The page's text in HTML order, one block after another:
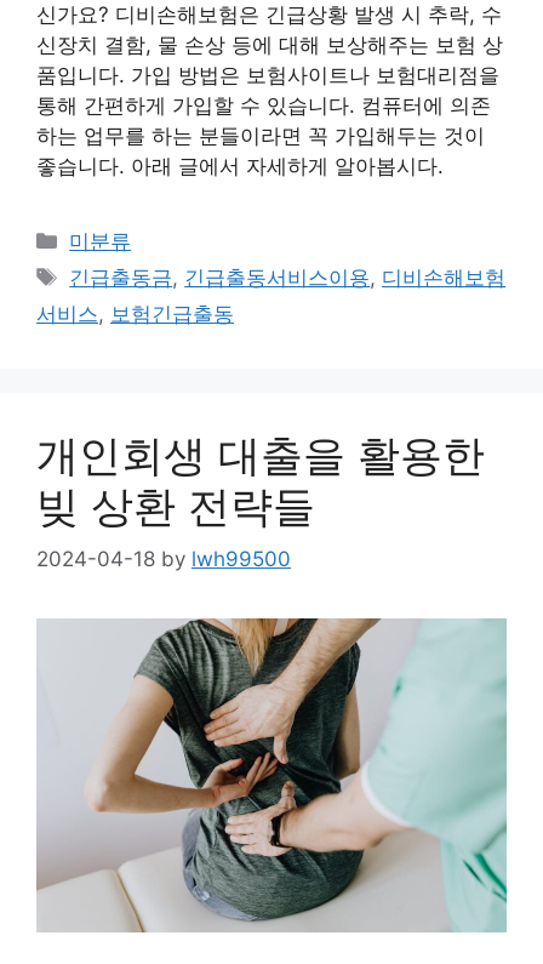
신가요? 디비손해보험은 긴급상황 발생 시 추락, 수
신장치 결함, 물 손상 등에 대해 보상해주는 보험 상
품입니다. 가입 방법은 보험사이트나 보험대리점을
통해 간편하게 가입할 수 있습니다. 컴퓨터에 의존
하는 업무를 하는 분들이라면 꼭 가입해두는 것이
좋습니다. 아래 글에서 자세하게 알아봅시다.
Categories
미분류
Tags
긴급출동금, 긴급출동서비스이용, 디비손해보험
서비스, 보험긴급출동
개인회생 대출을 활용한
빚 상환 전략들
2024-04-18 by lwh99500